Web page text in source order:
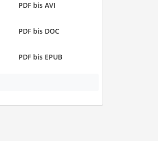
PDF bis AVI
PDF bis DOC
PDF bis EPUB